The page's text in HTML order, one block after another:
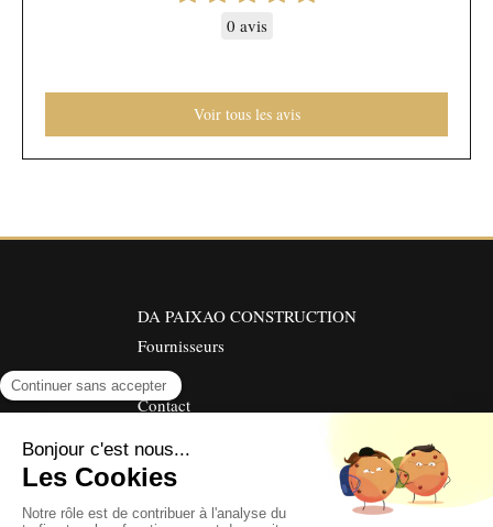
0 avis
Voir tous les avis
DA PAIXAO CONSTRUCTION
Fournisseurs
Avis
Contact
©2019 DA PAIXAO CONSTRUCTION - Maçonnerie